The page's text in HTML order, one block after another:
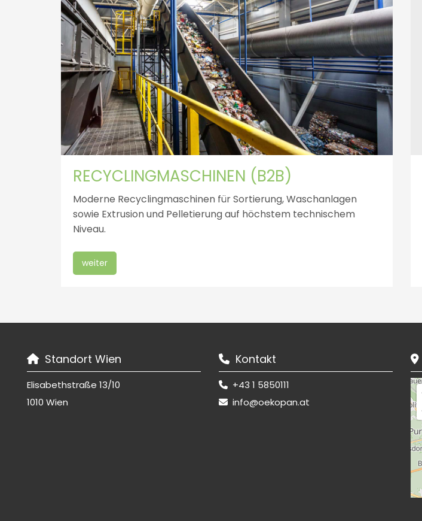
RECYCLINGMASCHINEN (B2B)
Moderne Recyclingmaschinen für Sortierung, Waschanlagen
sowie Extrusion und Pelletierung auf höchstem technischem
Niveau.
weiter
 Standort Wien
Elisabethstraße 13/10
1010 Wien
 Kontakt
 +43 1 5850111
 info@oekopan.at
